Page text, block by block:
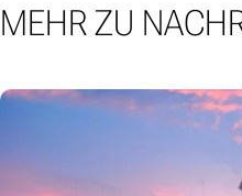
MEHR ZU